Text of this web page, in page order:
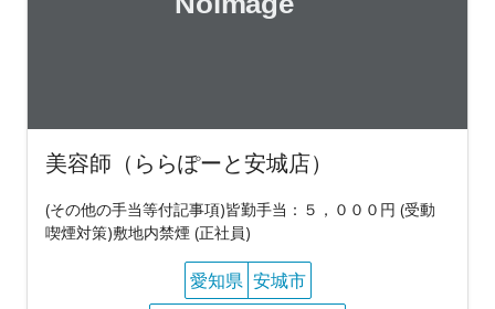
美容師（ららぽーと安城店）
(その他の手当等付記事項)皆勤手当：５，０００円 (受動
喫煙対策)敷地内禁煙 (正社員)
愛知県 安城市